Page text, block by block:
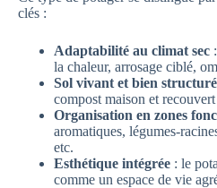
clés :
Adaptabilité au climat sec
la chaleur, arrosage ciblé,
Sol vivant et bien structuré
compost maison et
Organisation en zones
aromatiques, légumes-
etc.
Esthétique intégrée : le
comme un espace de vie